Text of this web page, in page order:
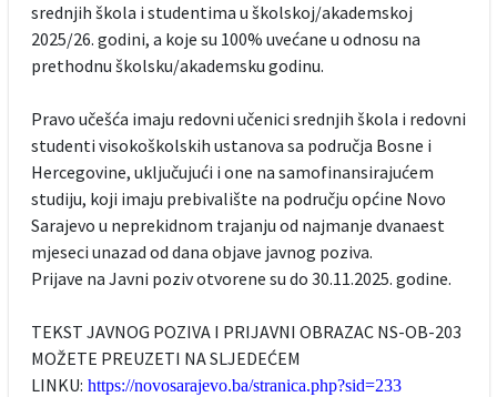
srednjih škola i studentima u školskoj/akademskoj
2025/26. godini, a koje su 100% uvećane u odnosu na
prethodnu školsku/akademsku godinu.
Pravo učešća imaju redovni učenici srednjih škola i redovni
studenti visokoškolskih ustanova sa područja Bosne i
Hercegovine, uključujući i one na samofinansirajućem
studiju, koji imaju prebivalište na području općine Novo
Sarajevo u neprekidnom trajanju od najmanje dvanaest
mjeseci unazad od dana objave javnog poziva.
Prijave na Javni poziv otvorene su do 30.11.2025. godine.
TEKST JAVNOG POZIVA I PRIJAVNI OBRAZAC NS-OB-203
MOŽETE PREUZETI NA SLJEDEĆEM
LINKU: https://novosarajevo.ba/stranica.php?sid=233